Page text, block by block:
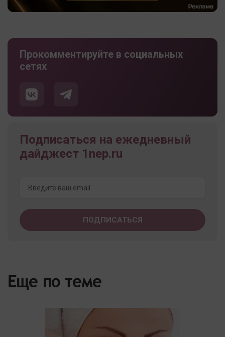
Прокомментируйте в социальных
сетях
Подписаться на ежедневный
дайджест 1nep.ru
Еще по теме